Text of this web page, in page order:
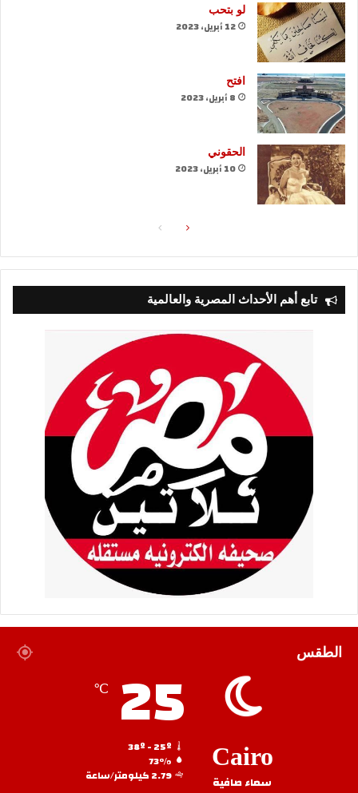
لو بتحب
12 أبريل، 2023
افتح
8 أبريل، 2023
الحقوني
10 أبريل، 2023
الصفحةالصفحة
تابع أهم الأحداث المصرية والعالمية
الطقس
Cairo
سماء صافية
25
℃
73%
2.79 كيلومتر/ساعة